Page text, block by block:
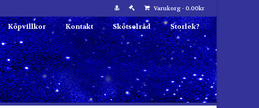
Varukorg- 0.00kr
Köpvillkor Kontakt Skötselråd Storlek?